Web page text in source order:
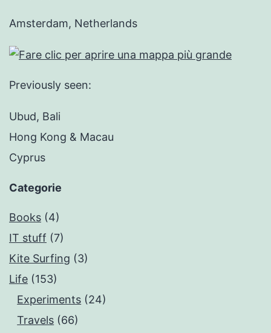
Amsterdam, Netherlands
Previously seen:
Ubud, Bali
Hong Kong & Macau
Cyprus
Categorie
Books (4)
IT stuff (7)
Kite Surfing (3)
Life (153)
Experiments (24)
Travels (66)